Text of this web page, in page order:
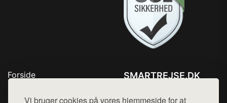
Vi bruger cookies på vores hjemmeside for at
Forside
Top Rabatter
SMARTREJSE.DK